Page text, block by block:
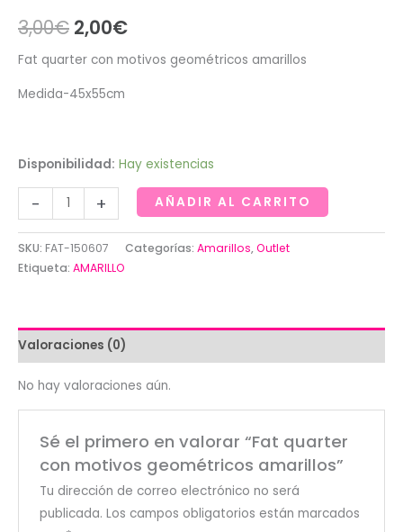
3,00€ El
precio
original
3,00€.
2,00€El
precio
2,00€.
Fat quarter con motivos geométricos amarillos
Medida-45x55cm
Disponibilidad: Hay existencias
-
quarter
con
motivos
cantidad
+ AÑADIR AL CARRITO
SKU: FAT-150607 Categorías: Amarillos,Outlet
Etiqueta: AMARILLO
Valoraciones (0)
No hay valoraciones aún.
Sé el primero en valorar “Fat quarter
con motivos geométricos amarillos”
Tu dirección de correo electrónico no será
publicada. Los campos obligatorios están marcados